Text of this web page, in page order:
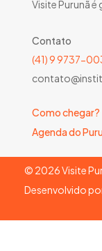
Visite Purunã
Contato
(41) 9 9737-
Como chegar?
Agenda do
© 2026Visite
Desenvolvido